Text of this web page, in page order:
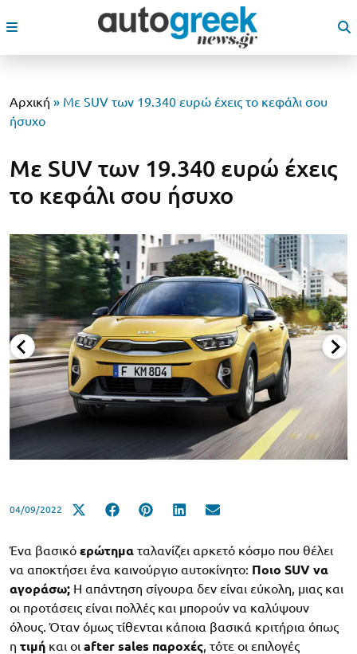
Αρχική » Με SUV των 19.340 ευρώ έχεις το κεφάλι σου
ήσυχο
Με SUV των 19.340 ευρώ έχεις
το κεφάλι σου ήσυχο
04/09/2022
Ένα βασικό ερώτημα ταλανίζει αρκετό κόσμο που θέλει
να αποκτήσει ένα καινούργιο αυτοκίνητο: Ποιο SUV να
αγοράσω; Η απάντηση σίγουρα δεν είναι εύκολη, μιας και
οι προτάσεις είναι πολλές και μπορούν να καλύψουν
όλους. Όταν όμως τίθενται κάποια βασικά κριτήρια όπως
η τιμή και οι after sales παροχές, τότε οι επιλογές